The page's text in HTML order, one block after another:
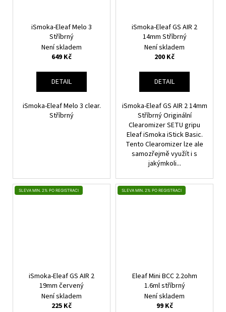
iSmoka-Eleaf Melo 3
Stříbrný
Není skladem
649 Kč
DETAIL
iSmoka-Eleaf Melo 3 clear.
Stříbrný
iSmoka-Eleaf GS AIR 2
14mm Stříbrný
Není skladem
200 Kč
DETAIL
iSmoka-Eleaf GS AIR 2 14mm
Stříbrný Originální
Clearomizer SETU gripu
Eleaf iSmoka iStick Basic.
Tento Clearomizer lze ale
samozřejmě využít i s
jakýmkoli...
SLEVA MIN. 2% PO REGISTRACI
iSmoka-Eleaf GS AIR 2
19mm červený
Není skladem
225 Kč
SLEVA MIN. 2% PO REGISTRACI
Eleaf Mini BCC 2.2ohm
1.6ml stříbrný
Není skladem
99 Kč